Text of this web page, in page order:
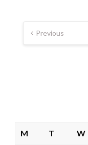
Posts
pagination
Previous
M T W